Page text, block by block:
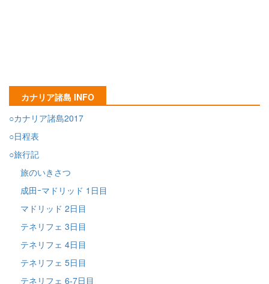
カナリア諸島 INFO
○カナリア諸島2017
○日程表
○旅行記
旅のいきさつ
成田ｰマドリッド 1日目
マドリッド 2日目
テネリフェ 3日目
テネリフェ 4日目
テネリフェ 5日目
テネリフェ 6-7日目